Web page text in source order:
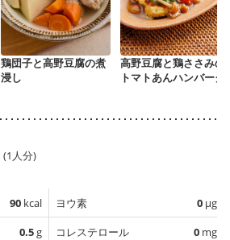
鶏団子と高野豆腐の煮
浸し
高野豆腐と鶏ささみの
トマトあんハンバーグ
(1人分)
90 kcal
0.5g
ヨウ素 0 µg
コレステロール
0 mg